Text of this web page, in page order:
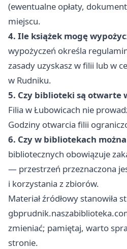
(ewentualne opłaty,
miejscu.
4. Ile książek mogę
wypożyczeń określa
zasady uzyskasz w filii lub w
w Rudniku.
5. Czy biblioteki są otwarte
Filia w Łubowicach nie
Godziny otwarcia filii
6. Czy w bibliotekach
bibliotecznych obowiązuje
— przestrzeń przeznaczona
i korzystania z zbiorów.
Materiał źródłowy stanowiła
zmieniać; pamiętaj, warto
stronie.